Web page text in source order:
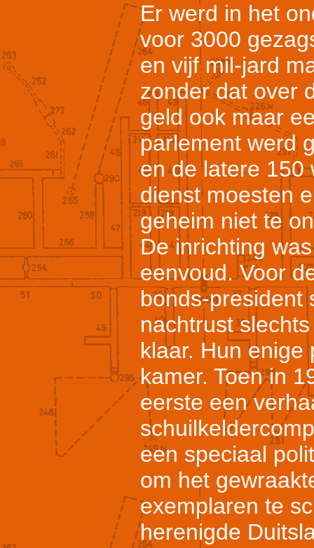
Er werd in het
voor 3000
en vijf mil-jard
zonder dat over
geld ook maar
parlement werd
en de latere 150
dienst moesten
geheim niet te
De inrichting
eenvoud. Voor
bonds-president
nachtrust
klaar. Hun enige
kamer. Toen in
eerste een
een speciaal
om het
exemplaren te
herenigde